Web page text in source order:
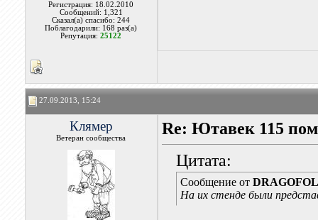
Регистрация: 18.02.2010
Сообщений: 1,321
Сказал(а) спасибо: 244
Поблагодарили: 168 раз(а)
Репутация:25122
27.09.2013, 15:24
Клямер
Ветеран сообщества
Re: Ютавек 115
Цитата:
Сообщение от DRAGOFOL
На их стенде были